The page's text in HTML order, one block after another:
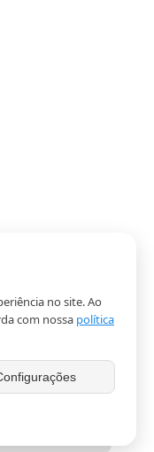
no site. Ao
com nossa política